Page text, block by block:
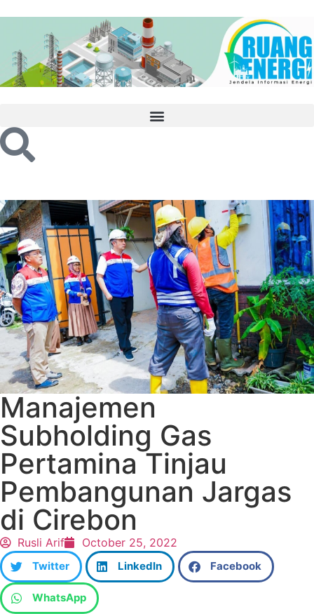
Manajemen
Subholding Gas
Pertamina Tinjau
Pembangunan Jargas
di Cirebon
Rusli Arif October 25, 2022
Twitter LinkedIn Facebook
WhatsApp